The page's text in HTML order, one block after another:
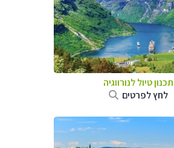
תכנון טיול לנורווגיה
לחץ לפרטים